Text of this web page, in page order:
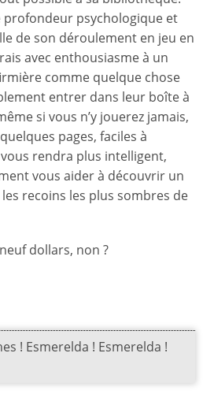
profondeur psychologique et
de son déroulement en jeu en
avec enthousiasme à un
comme quelque chose
entrer dans leur boîte à
si vous n’y jouerez jamais,
pages, faciles à
rendra plus intelligent,
vous aider à découvrir un
recoins les plus sombres de
dollars, non ?
! Esmerelda ! Esmerelda !